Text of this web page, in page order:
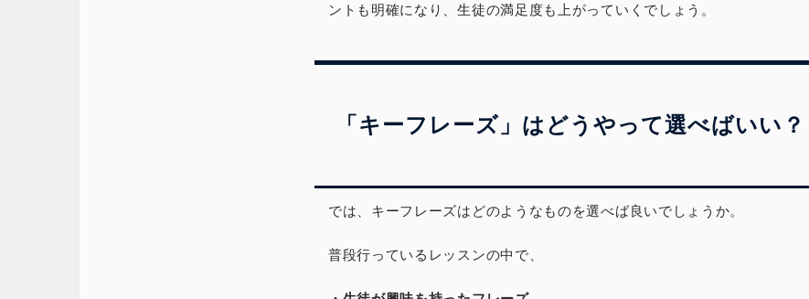
ントも明確になり、生徒の満足度も上がっていくでしょう。
「キーフレーズ」はどうやって選べばいい？
では、キーフレーズはどのようなものを選べば良いでしょうか。
普段行っているレッスンの中で、